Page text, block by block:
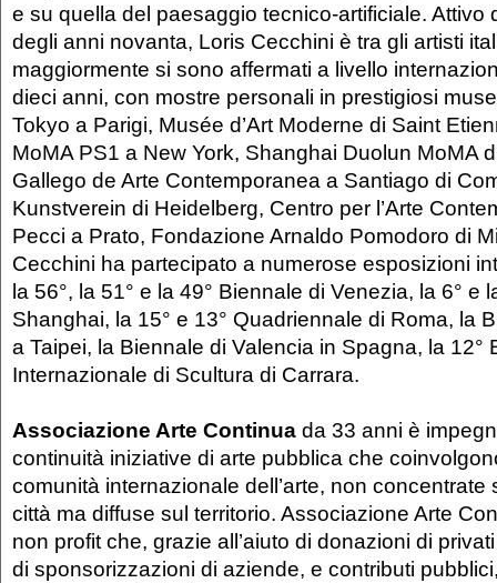
e su quella del paesaggio tecnico-artificiale. Attivo
degli anni novanta, Loris Cecchini è tra gli artisti
maggiormente si sono affermati a livello
dieci anni, con mostre personali in prestigiosi
Tokyo a Parigi, Musée d’Art Moderne di Saint
MoMA PS1 a New York, Shanghai Duolun MoMA
Gallego de Arte Contemporanea a Santiago di
Kunstverein di Heidelberg, Centro per l’Arte
Pecci a Prato, Fondazione Arnaldo Pomodoro di
Cecchini ha partecipato a numerose esposizioni
la 56°, la 51° e la 49° Biennale di Venezia, la 6° e
Shanghai, la 15° e 13° Quadriennale di Roma, la
a Taipei, la Biennale di Valencia in Spagna, la 12°
Internazionale di Scultura di Carrara.
Associazione Arte Continua da 33 anni è
continuità iniziative di arte pubblica che
comunità internazionale dell’arte, non concentrate
città ma diffuse sul territorio. Associazione Arte
non profit che, grazie all’aiuto di donazioni di
di sponsorizzazioni di aziende, e contributi